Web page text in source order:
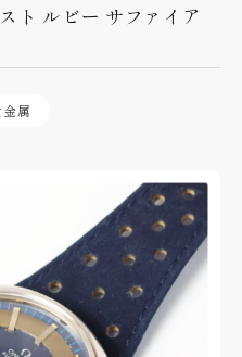
ト ルビー サファイア
属